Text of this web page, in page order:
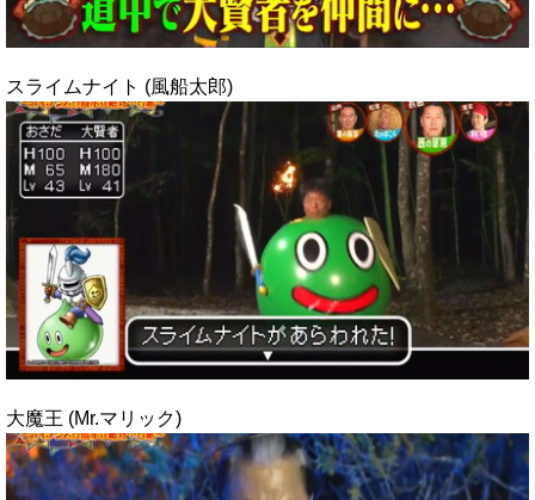
スライムナイト (風船太郎)
大魔王 (Mr.マリック)